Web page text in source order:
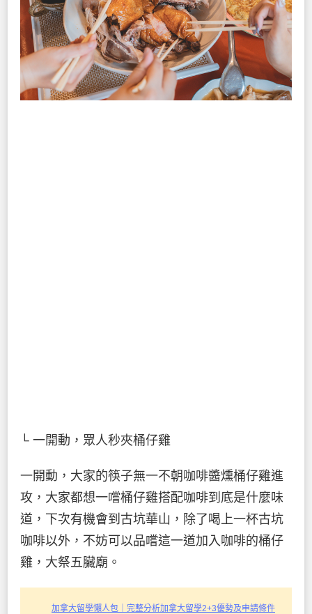
└ 一開動，眾人秒夾桶仔雞
一開動，大家的筷子無一不朝咖啡醬燻桶仔雞進
攻，大家都想一嚐桶仔雞搭配咖啡到底是什麼味
道，下次有機會到古坑華山，除了喝上一杯古坑
咖啡以外，不妨可以品嚐這一道加入咖啡的桶仔
雞，大祭五臟廟。
加拿大留學懶人包｜完整分析加拿大留學2+3優勢及申請條件